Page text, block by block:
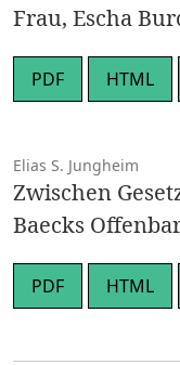
Frau, Escha
PDF HTML
Elias S. Jungheim
Zwischen
Baecks
PDF HTML